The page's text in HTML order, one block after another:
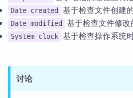
Date created 基于检查文件创建
Date modified 基于检查文件修改
System clock 基于检查操作系统
讨论